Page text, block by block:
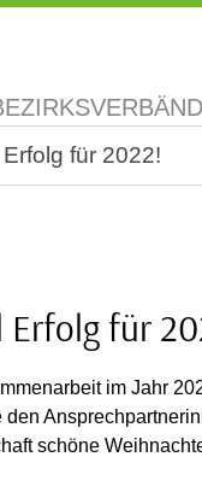
für 2022!
Erfolg für
im Jahr
schöne